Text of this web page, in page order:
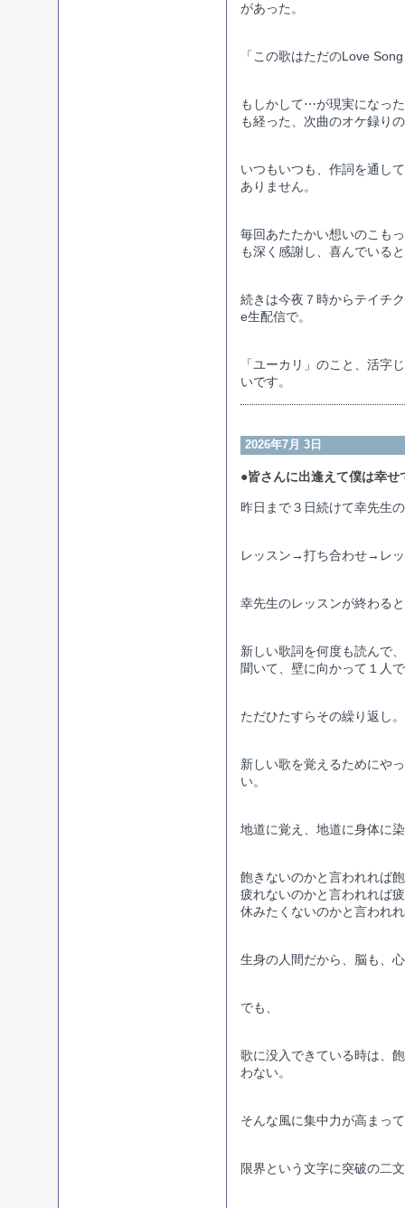
があった。
「この歌はただのLove
もしかして⋯が現実になっ
も経った、次曲のオケ録り
いつもいつも、作詞を通し
ありません。
毎回あたたかい想いのこも
も深く感謝し、喜んでいる
続きは今夜７時からテイチ
e生配信で。
「ユーカリ」のこと、活字
いです。
2026年7月 3日
●皆さんに出逢えて僕は幸せ
昨日まで３日続けて幸先生
レッスン→打ち合わせ→レ
幸先生のレッスンが終わる
新しい歌詞を何度も読んで
聞いて、壁に向かって１人
ただひたすらその繰り返し。
新しい歌を覚えるためにや
い。
地道に覚え、地道に身体に
飽きないのかと言われれば
疲れないのかと言われれば
休みたくないのかと言われ
生身の人間だから、脳も、
でも、
歌に没入できている時は、
わない。
そんな風に集中力が高まっ
限界という文字に突破の二